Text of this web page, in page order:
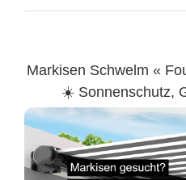
Markisen Schwelm «
☀️ Sonnenschutz,